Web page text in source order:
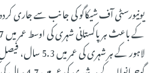
یونیورسٹی آف شیکاگو کی جانب سے جاری